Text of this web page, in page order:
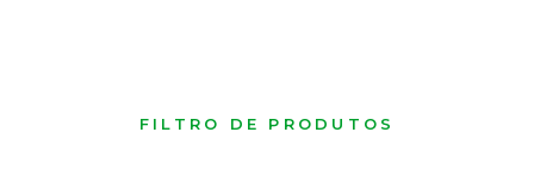
FILTRO DE PRODUTOS